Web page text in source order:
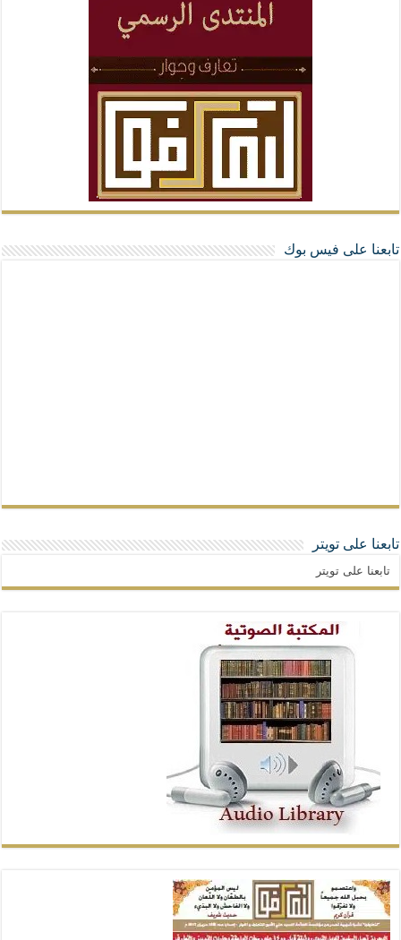
تابعنا على فيس بوك
تابعنا على تويتر
تابعنا على تويتر